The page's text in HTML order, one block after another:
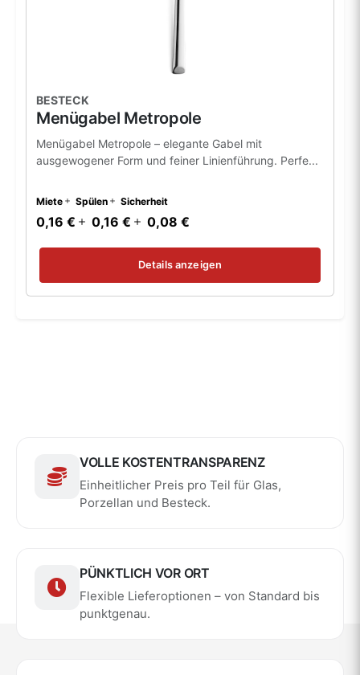
BESTECK
Menügabel Metropole
Menügabel Metropole – elegante Gabel mit
ausgewogener Form und feiner Linienführung. Perfe...
Miete Spülen Sicherheit
0,16 € 0,16 € 0,08 €
Details anzeigen
VOLLE KOSTENTRANSPARENZ
Einheitlicher Preis pro Teil für Glas,
Porzellan und Besteck.
PÜNKTLICH VOR ORT
Flexible Lieferoptionen – von Standard bis
punktgenau.